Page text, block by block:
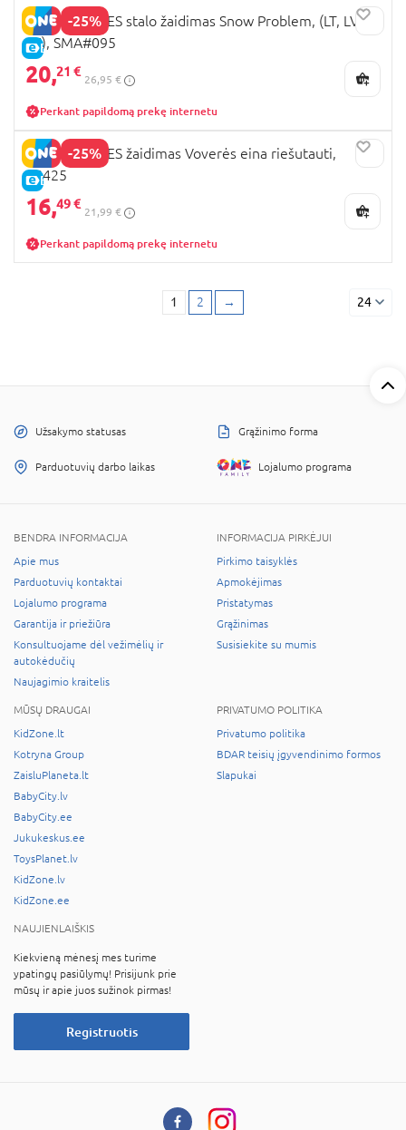
-25%
E-KAINA
SMART GAMES stalo žaidimas Snow Problem, (LT, LV,
EE), SMA#095
20,21 €
26,95 €
Perkant papildomą prekę internetu
-25%
E-KAINA
SMART GAMES žaidimas Voverės eina riešutauti,
SG425
16,49 €
21,99 €
Perkant papildomą prekę internetu
1 2 → 24
Užsakymo statusas Grąžinimo forma
Parduotuvių darbo laikas Lojalumo programa
BENDRA INFORMACIJA
Apie mus
Parduotuvių kontaktai
Lojalumo programa
Garantija ir priežiūra
Konsultuojame dėl vežimėlių ir
autokėdučių
Naujagimio kraitelis
INFORMACIJA PIRKĖJUI
Pirkimo taisyklės
Apmokėjimas
Pristatymas
Grąžinimas
Susisiekite su mumis
MŪSŲ DRAUGAI
KidZone.lt
Kotryna Group
ZaisluPlaneta.lt
BabyCity.lv
BabyCity.ee
Jukukeskus.ee
ToysPlanet.lv
KidZone.lv
KidZone.ee
PRIVATUMO POLITIKA
Privatumo politika
BDAR teisių įgyvendinimo formos
Slapukai
NAUJIENLAIŠKIS
Kiekvieną mėnesį mes turime
ypatingų pasiūlymų! Prisijunk prie
mūsų ir apie juos sužinok pirmas!
Registruotis